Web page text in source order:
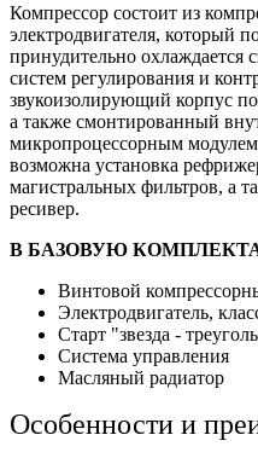
Компрессор состоит из
электродвигателя, который
принудительно охлаждается
систем регулирования и
звукоизолирующий корпус
а также смонтированный
микропроцессорным
возможна установка
магистральных фильтров, а
ресивер.
В БАЗОВУЮ
Винтовой
Электродвигатель,
Старт "звезда -
Система управления
Масляный радиатор
Особенности и